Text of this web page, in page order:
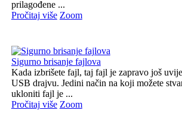
prilagođene ...
Pročitaj više Zoom
Sigurno brisanje fajlova
Kada izbrišete fajl, taj fajl je zapravo još
USB drajvu. Jedini način na koji možete
ukloniti fajl je ...
Pročitaj više Zoom